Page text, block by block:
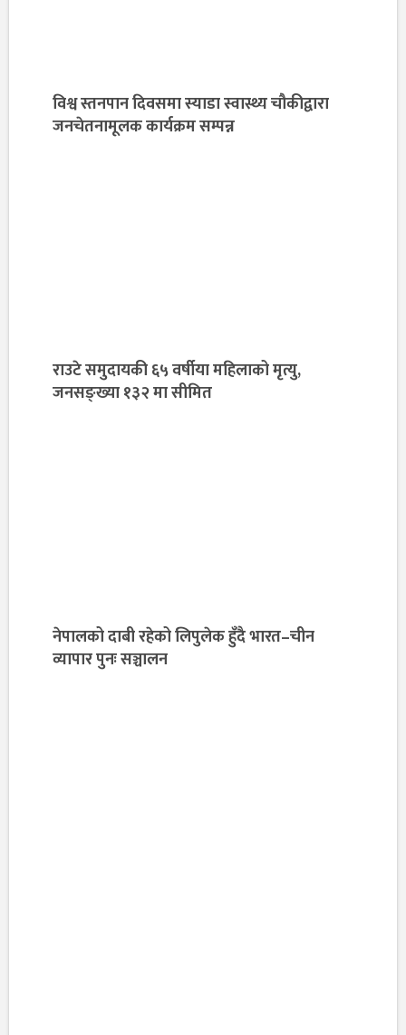
विश्व स्तनपान दिवसमा स्याडा स्वास्थ्य चौकीद्वारा
जनचेतनामूलक कार्यक्रम सम्पन्न
राउटे समुदायकी ६५ वर्षीया महिलाको मृत्यु,
जनसङ्ख्या १३२ मा सीमित
नेपालको दाबी रहेको लिपुलेक हुँदै भारत–चीन
व्यापार पुनः सञ्चालन